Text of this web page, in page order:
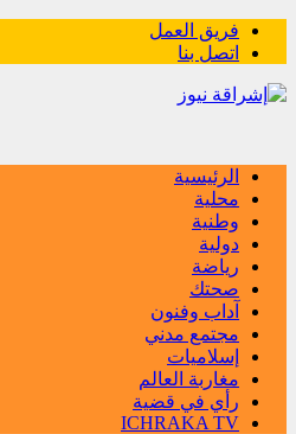
فريق العمل
اتصل بنا
الرئيسية
محلية
وطنية
دولية
رياضة
صحتك
آداب وفنون
مجتمع مدني
إسلاميات
مغاربة العالم
رأي في قضية
ICHRAKA TV